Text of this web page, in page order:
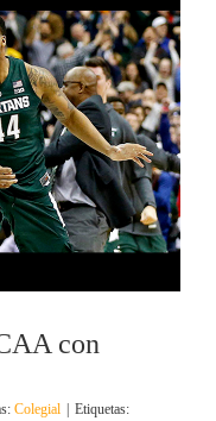
con
Colegial
Etiquetas: